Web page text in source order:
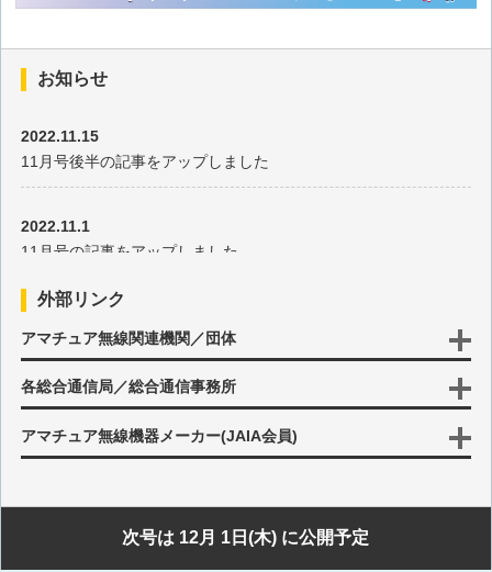
第79回 バッテリーアイソレーター
第77回 DDSの動作
第76回 マルチチェンジャー
第75回 ハンディ無線機用電源
第74回 NAVTEX
第73回 多用途タイマー
第71回 ワイヤレス充電
お知らせ
2022.11.15
11月号後半の記事をアップしました
2022.11.1
11月号の記事をアップしました
2022.10.17
10月号後半の記事をアップしました
2022.10.3
10月号の記事をアップしました
外部リンク
アマチュア無線関連機関／団体
各総合通信局／総合通信事務所
アマチュア無線機器メーカー(JAIA会員)
次号は 12月 1日(木) に公開予定